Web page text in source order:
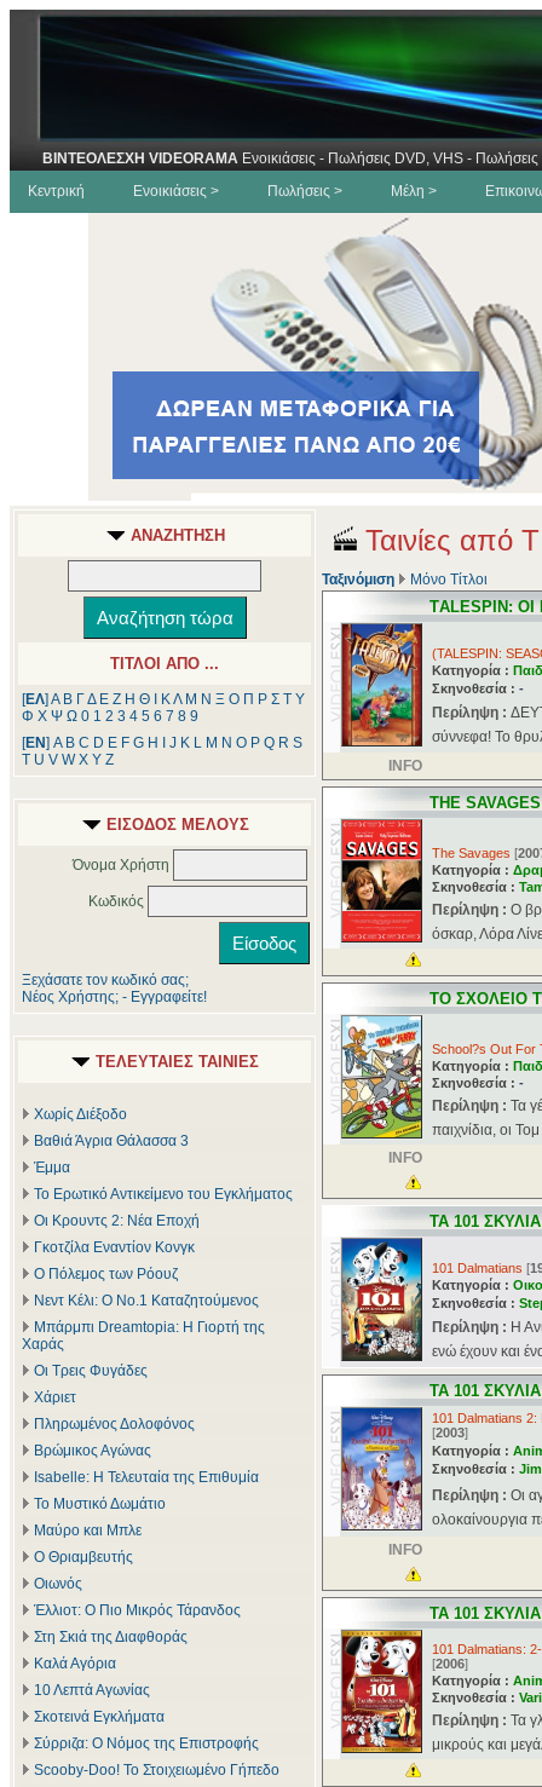
ΒΙΝΤΕΟΛΕΣΧΗ VIDEORAMA Ενοικιάσεις - Πωλήσεις DVD, VHS -
Κεντρική
Ενοικιάσεις > Πωλήσεις > Μέλη >
ΑΝΑΖΗΤΗΣΗ
ΤΙΤΛΟΙ ΑΠΟ ...
[ΕΛ] Α Β ΓΔ Ε Ζ Η Θ ΚΛ Μ Ν Ξ Ο Π Ρ Σ Τ Υ
Φ Χ Ψ Ω 0 1 2 3 4 5 6 7 8 9
[ΕΝ] A B C D E F G H J K L M N O P Q R S
T U V W X Y Z
ΕΙΣΟΔΟΣ ΜΕΛΟΥΣ
Όνομα Χρήστη
Κωδικός
Ξεχάσατε τον κωδικό σας;
Νέος Χρήστης; - Εγγραφείτε!
ΤΕΛΕΥΤΑΙΕΣ ΤΑΙΝΙΕΣ
Χωρίς Διέξοδο
Βαθιά Άγρια Θάλασσα 3
Έμμα
Το Ερωτικό Αντικείμενο του Εγκλήματος
Οι Κρουντς 2: Νέα Εποχή
Γκοτζίλα Εναντίον Κονγκ
Ο Πόλεμος των Ρόουζ
Νεντ Κέλι: Ο Νο.1 Καταζητούμενος
Μπάρμπι Dreamtopia: Η Γιορτή της
Χαράς
Οι Τρεις Φυγάδες
Χάριετ
Πληρωμένος Δολοφόνος
Βρώμικος Αγώνας
Isabelle: Η Τελευταία της Επιθυμία
Το Μυστικό Δωμάτιο
Μαύρο και Μπλε
Ο Θριαμβευτής
Οιωνός
Έλλιοτ: Ο Πιο Μικρός Τάρανδος
Στη Σκιά της Διαφθοράς
Καλά Αγόρια
10 Λεπτά Αγωνίας
Σκοτεινά Εγκλήματα
Σύρριζα: Ο Νόμος της Επιστροφής
Scooby-Doo! Το Στοιχειωμένο Γήπεδο
Ταινίες από Τ
Ταξινόμιση Μόνο Τίτλοι
ΤALESPIN:
(TALESPIN:
Κατηγορία :
Σκηνοθεσία : -
Περίληψη :
σύννεφα! To
INFO
ΤHE SAVAGES
The Savages [
Κατηγορία :
Σκηνοθεσία :
Περίληψη : O
όσκαρ, Λόρα
ΤO ΣΧΟΛΕΙΟ
School?s Out For
Κατηγορία :
Σκηνοθεσία : -
Περίληψη : Τα
παιχνίδια, οι
INFO
ΤΑ 101
101 Dalmatians [
Κατηγορία :
Σκηνοθεσία :
Περίληψη : Η
ενώ έχουν και
ΤΑ 101
101 Dalmatians
[2003]
Κατηγορία :
Σκηνοθεσία :
Περίληψη : Οι
ολοκαίνουργια
INFO
ΤΑ 101
101 Dalmatians:
[2006]
Κατηγορία :
Σκηνοθεσία :
Περίληψη : Τα
μικρούς και